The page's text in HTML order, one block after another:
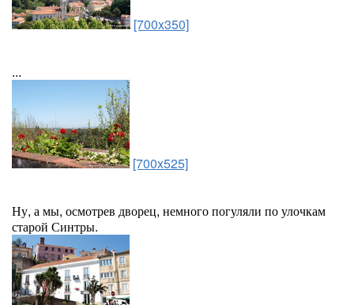
[700x350]
...
[700x525]
Ну, а мы, осмотрев дворец, немного погуляли по улочкам
старой Синтры.